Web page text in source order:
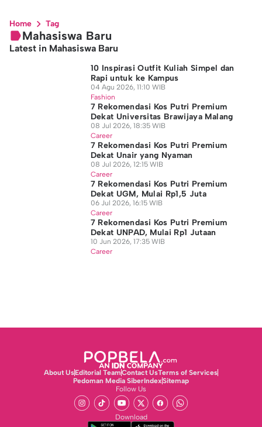
Home Tag
Mahasiswa Baru
Latest in Mahasiswa Baru
10 Inspirasi Outfit Kuliah Simpel dan
Rapi untuk ke Kampus
04 Agu 2026, 11:10 WIB
Fashion
7 Rekomendasi Kos Putri Premium
Dekat Universitas Brawijaya Malang
08 Jul 2026, 18:35 WIB
Career
7 Rekomendasi Kos Putri Premium
Dekat Unair yang Nyaman
08 Jul 2026, 12:15 WIB
Career
7 Rekomendasi Kos Putri Premium
Dekat UGM, Mulai Rp1,5 Juta
06 Jul 2026, 16:15 WIB
Career
7 Rekomendasi Kos Putri Premium
Dekat UNPAD, Mulai Rp1 Jutaan
10 Jun 2026, 17:35 WIB
Career
About UsEditorial TeamContact UsTerms of Services
Pedoman Media SiberIndexSitemap
Follow Us
Download